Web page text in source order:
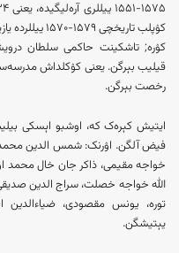
کۉپلب
کۉره; تاشکینت حاکمی سلطان
قیلیب بېرگن. یعنی کۉکلداش
رخصت بېرگن.
ایتیش کېره‌ک که، اوشبو اېسکی
فیض آلگن. اۉرنک: شمس الدین
خواجه مقیمی، ذاکر جان خال محمد
الله خواجه خصلت، سراج الدین
توره، یونس مقصودی، ضیاءالدین
یېتیشگن.